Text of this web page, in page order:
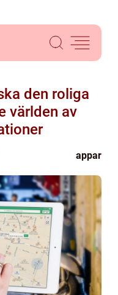
den roliga
världen av
appar